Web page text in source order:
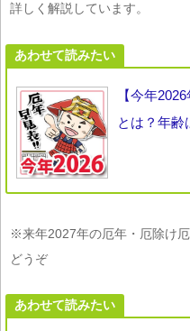
詳しく解説しています。
あわせて読みたい
【今年
とは？年齢
※来年2027年の厄年・厄除け
どうぞ
あわせて読みたい